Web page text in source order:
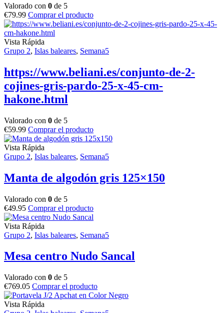
Valorado con 0 de 5
€79.99 Comprar el producto
Vista Rápida
Grupo 2, Islas baleares, Semana5
https://www.beliani.es/conjunto-de-2-
cojines-gris-pardo-25-x-45-cm-
hakone.html
Valorado con 0 de 5
€59.99 Comprar el producto
Vista Rápida
Grupo 2, Islas baleares, Semana5
Manta de algodón gris 125×150
Valorado con 0 de 5
€49.95 Comprar el producto
Vista Rápida
Grupo 2, Islas baleares, Semana5
Mesa centro Nudo Sancal
Valorado con 0 de 5
€769.05 Comprar el producto
Vista Rápida